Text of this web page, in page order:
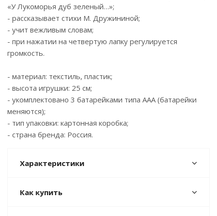
«У Лукоморья дуб зеленый…»;
- рассказывает стихи М. Дружининой;
- учит вежливым словам;
- при нажатии на четвертую лапку регулируется
громкость.
- материал: текстиль, пластик;
- высота игрушки: 25 см;
- укомплектовано 3 батарейками типа ААА (батарейки
меняются);
- тип упаковки: картонная коробка;
- страна бренда: Россия.
Характеристики
Как купить